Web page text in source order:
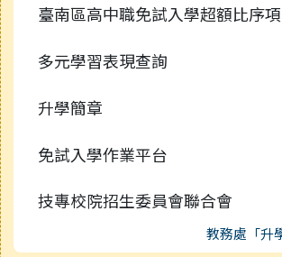
臺南區高中職免試入學超額比序
多元學習表現查詢
升學簡章
免試入學作業平台
技專校院招生委員會聯合會
教務處「升